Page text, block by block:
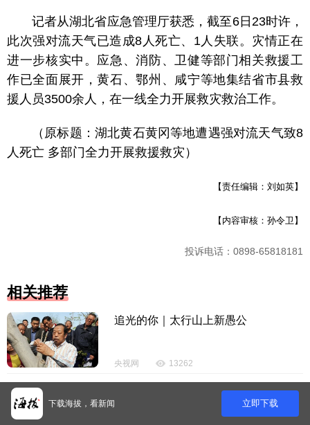
记者从湖北省应急管理厅获悉，截至6日23时许，
此次强对流天气已造成8人死亡、1人失联。灾情正在
进一步核实中。应急、消防、卫健等部门相关救援工
作已全面展开，黄石、鄂州、咸宁等地集结省市县救
援人员3500余人，在一线全力开展救灾救治工作。
（原标题：湖北黄石黄冈等地遭遇强对流天气致8
人死亡 多部门全力开展救援救灾）
【责任编辑：刘如英】
【内容审核：孙令卫】
投诉电话：0898-65818181
相关推荐
追光的你｜太行山上新愚公
央视网 13262
领航丨夯实基础开新局
下载海拔，看新闻 立即下载